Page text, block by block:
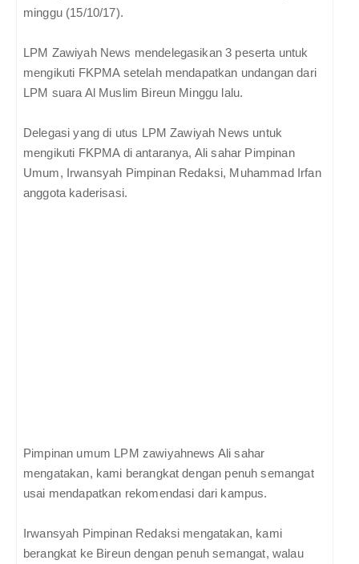
minggu (15/10/17).
LPM Zawiyah News mendelegasikan 3 peserta untuk
mengikuti FKPMA setelah mendapatkan undangan dari
LPM suara Al Muslim Bireun Minggu lalu.
Delegasi yang di utus LPM Zawiyah News untuk
mengikuti FKPMA di antaranya, Ali sahar Pimpinan
Umum, Irwansyah Pimpinan Redaksi, Muhammad Irfan
anggota kaderisasi.
Pimpinan umum LPM zawiyahnews Ali sahar
mengatakan, kami berangkat dengan penuh semangat
usai mendapatkan rekomendasi dari kampus.
Irwansyah Pimpinan Redaksi mengatakan, kami
berangkat ke Bireun dengan penuh semangat, walau